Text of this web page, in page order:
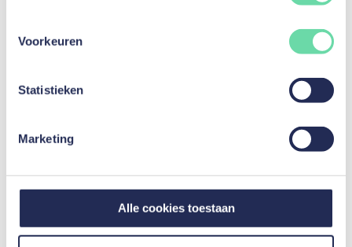
Voorkeuren
Statistieken
Marketing
Alle cookies toestaan
mogelijkheden:
Automatisch investeren
Stap 4:
maar wilt via de rubriek ‘Geld toevoegen’.